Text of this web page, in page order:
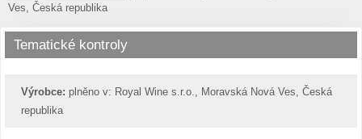
Ves, Česká republika
Tematické kontroly
Výrobce: plněno v: Royal Wine s.r.o., Moravská Nová Ves, Česká
republika